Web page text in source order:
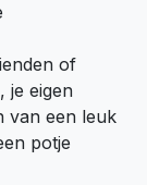
of
je eigen
van een leuk
potje